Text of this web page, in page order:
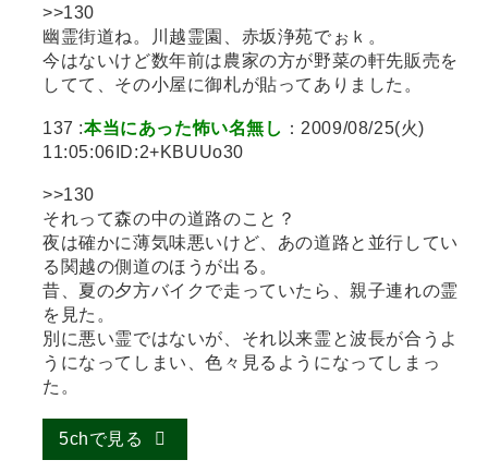
>>130
幽霊街道ね。川越霊園、赤坂浄苑でぉｋ。
今はないけど数年前は農家の方が野菜の軒先販売を
してて、その小屋に御札が貼ってありました。
137 :本当にあった怖い名無し ：2009/08/25(火)
11:05:06ID:2+KBUUo30
>>130
それって森の中の道路のこと？
夜は確かに薄気味悪いけど、あの道路と並行してい
る関越の側道のほうが出る。
昔、夏の夕方バイクで走っていたら、親子連れの霊
を見た。
別に悪い霊ではないが、それ以来霊と波長が合うよ
うになってしまい、色々見るようになってしまっ
た。
5chで見る